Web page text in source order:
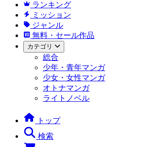
ランキング
ミッション
ジャンル
無料・セール作品
カテゴリ
総合
少年・青年マンガ
少女・女性マンガ
オトナマンガ
ライトノベル
トップ
検索